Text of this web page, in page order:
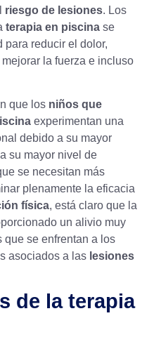
riesgo de lesiones. Los
terapia en piscina se
para reducir el dolor,
mejorar la fuerza e incluso
que los niños que
experimentan una
debido a su mayor
su mayor nivel de
se necesitan más
plenamente la eficacia
física, está claro que la
un alivio muy
que se enfrentan a los
asociados a las lesiones
de la terapia